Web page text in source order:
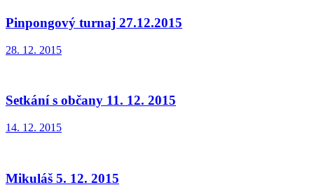
Pinpongový turnaj 27.12.2015
28. 12. 2015
Setkání s občany 11. 12. 2015
14. 12. 2015
Mikuláš 5. 12. 2015